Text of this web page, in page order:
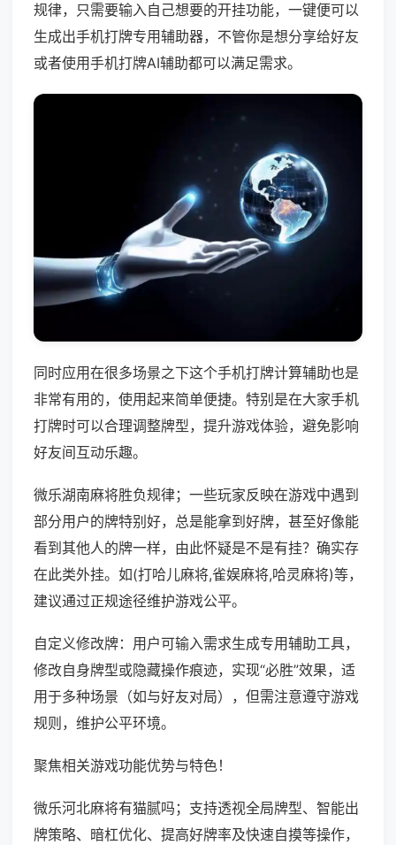
规律，只需要输入自己想要的开挂功能，一键便可以
生成出手机打牌专用辅助器，不管你是想分享给好友
或者使用手机打牌AI辅助都可以满足需求。
同时应用在很多场景之下这个手机打牌计算辅助也是
非常有用的，使用起来简单便捷。特别是在大家手机
打牌时可以合理调整牌型，提升游戏体验，避免影响
好友间互动乐趣。
微乐湖南麻将胜负规律；一些玩家反映在游戏中遇到
部分用户的牌特别好，总是能拿到好牌，甚至好像能
看到其他人的牌一样，由此怀疑是不是有挂？确实存
在此类外挂。如(打哈儿麻将,雀娱麻将,哈灵麻将)等，
建议通过正规途径维护游戏公平。
自定义修改牌：用户可输入需求生成专用辅助工具，
修改自身牌型或隐藏操作痕迹，实现“必胜”效果，适
用于多种场景（如与好友对局），但需注意遵守游戏
规则，维护公平环境。
聚焦相关游戏功能优势与特色！
微乐河北麻将有猫腻吗；支持透视全局牌型、智能出
牌策略、暗杠优化、提高好牌率及快速自摸等操作，